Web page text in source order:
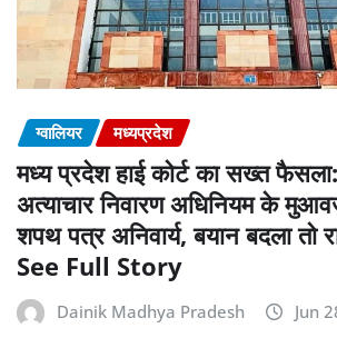
ग्वालियर मध्यप्रदेश
मध्य प्रदेश हाई कोर्ट का सख्त
अत्याचार निवारण अधिनियम के
शपथ पत्र अनिवार्य, बयान बदला तो
See Full Story
Dainik Madhya Pradesh Jun